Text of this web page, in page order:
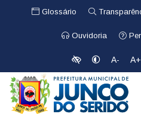
Glossário
Ouvidoria
A- A+